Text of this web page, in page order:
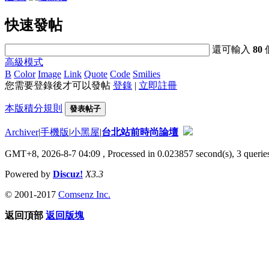
快速發帖
還可輸入80
高級模式
B Color Image Link Quote Code Smilies
您需要登錄後才可以發帖 登錄 | 立即註冊
本版積分規則 發表帖子
Archiver|手機版|小黑屋|台北站前時尚論壇
GMT+8, 2026-8-7 04:09 , Processed in 0.023857 second(s), 3
Powered by Discuz! X3.3
© 2001-2017 Comsenz Inc.
返回頂部 返回版塊